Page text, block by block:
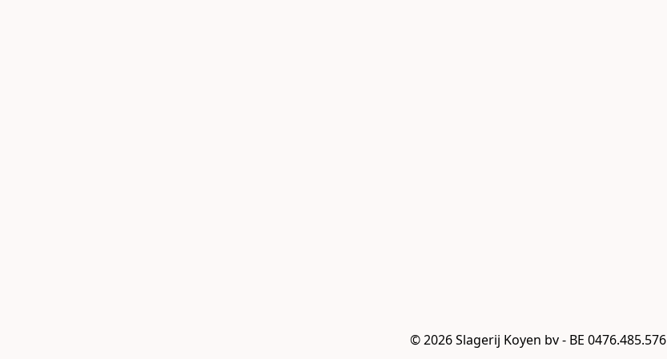
© 2026 Slagerij Koyen bv - BE 0476.485.576